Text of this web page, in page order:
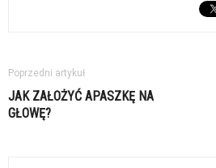
Poprzedni artykuł
JAK ZAŁOŻYĆ APASZKĘ NA
GŁOWĘ?